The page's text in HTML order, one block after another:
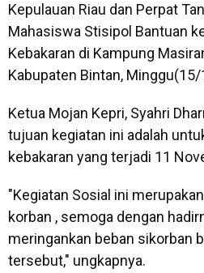
Kepulauan Riau dan Perpat
Mahasiswa Stisipol Bantuan
Kebakaran di Kampung
Kabupaten Bintan, Minggu(15/
Ketua Mojan Kepri, Syahri
tujuan kegiatan ini adalah
kebakaran yang terjadi 11
"Kegiatan Sosial ini
korban , semoga dengan
meringankan beban sikorban
tersebut," ungkapnya.